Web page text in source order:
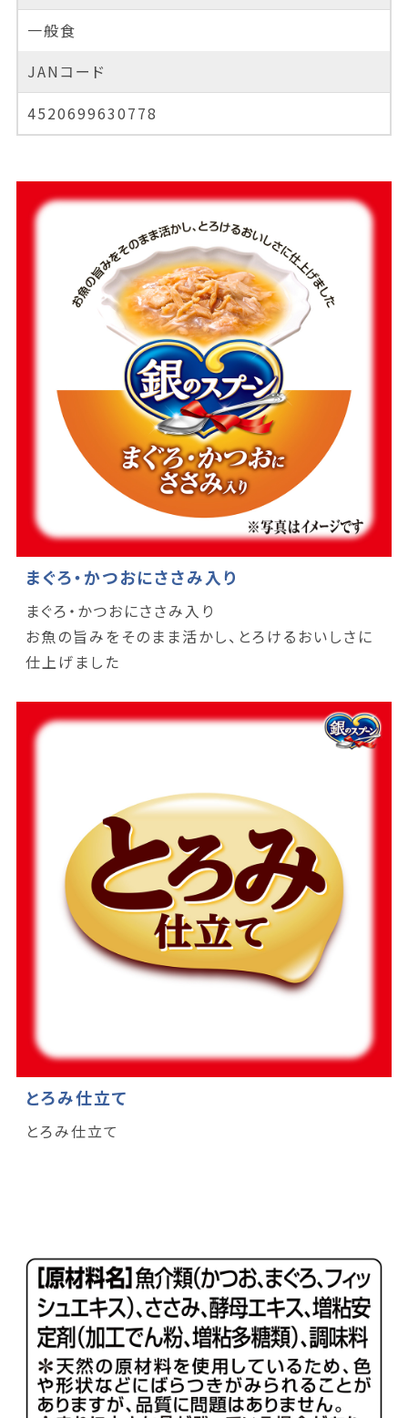
一般食
JANコード
4520699630778
まぐろ・かつおにささみ入り
まぐろ・かつおにささみ入り
お魚の旨みをそのまま活かし、とろけるおいしさに
仕上げました
とろみ仕立て
とろみ仕立て